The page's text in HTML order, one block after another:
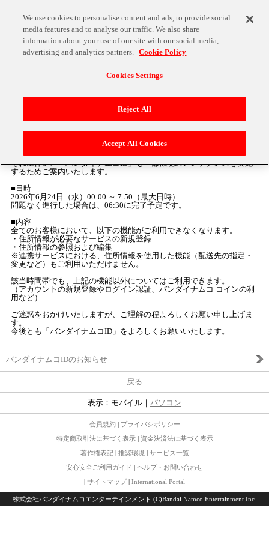
6月24日「バンダイナムコID」一部機能 メンテナンスのご案内
いつも「バンダイナムコID」をご利用いただき、誠にありがとうござ
います。
以下の日程にて「バンダイナムコID」で利用している外部システムの
メンテナンスが実施されます。
それに伴い、「バンダイナムコID」も一部機能のメンテナンスを実施
するためご案内いたします。
■日時
2026年6月24日（水）00:00 ～ 7:50（最大日時）
問題なく進行した場合は、06:30に完了予定です。
■内容
全てのお客様において、以下の機能がご利用できなくなります。
・住所情報が必要なサービスの新規登録
・住所情報の参照および編集
※連携サービスにおける、住所情報を使用した機能（配送先の指定・
変更など）もご利用いただけません。
該当時間帯でも、上記の機能以外についてはご利用できます。
（アカウントの新規登録やログイン認証、バンダイナムコ コインの利
用など）
ご迷惑をおかけいたしますが、ご理解の程よろしくお願い申し上げま
す。
今後とも「バンダイナムコID」をよろしくお願いいたします。
バンダイナムコIDのお知らせ
戻る
表示：モバイル｜ パソコン
会員規約| プライバシポリシー
特定商取引法に基づく表示| 資金決済法に基づく表示
著作権表記| 推奨環境 | サービス一覧
安心安全ご利用ガイド | ヘルプ・お問い合わせ
| サイトマップ| International Portal
株式会社バンダイナムコエンターテインメント (C)Bandai Namco Entertainment Inc.
We use cookies to personalise content and ads, to provide social
media features and to analyse our traffic. We also share
information about your use of our site with our social media,
advertising and analytics partners. Cookie Policy
Cookies Settings
Reject All
Accept All Cookies